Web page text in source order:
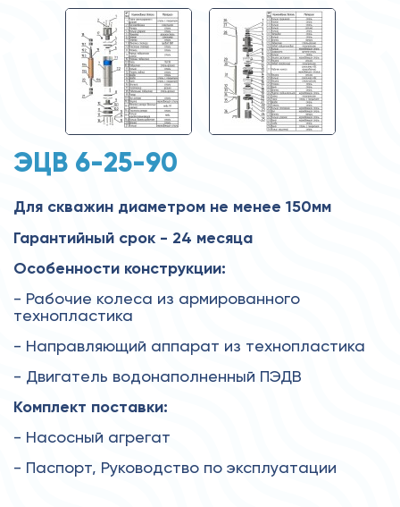
ЭЦВ 6-25-90
Для скважин диаметром не менее 150мм
Гарантийный срок - 24 месяца
Особенности конструкции:
- Рабочие колеса из армированного
технопластика
- Направляющий аппарат из технопластика
- Двигатель водонаполненный ПЭДВ
Комплект поставки:
- Насосный агрегат
- Паспорт, Руководство по эксплуатации